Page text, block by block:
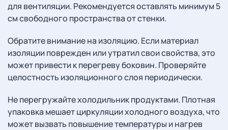
для вентиляции. Рекомендуется оставлять минимум 5
см свободного пространства от стенки.
Обратите внимание на изоляцию. Если материал
изоляции поврежден или утратил свои свойства, это
может привести к перегреву боковин. Проверяйте
целостность изоляционного слоя периодически.
Не перегружайте холодильник продуктами. Плотная
упаковка мешает циркуляции холодного воздуха, что
может вызвать повышение температуры и нагрев